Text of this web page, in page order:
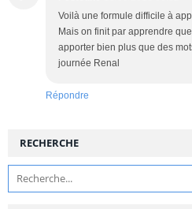
Voilà une formule difficile à
Mais on finit par apprendre
apporter bien plus que des
journée Renal
Répondre
RECHERCHE